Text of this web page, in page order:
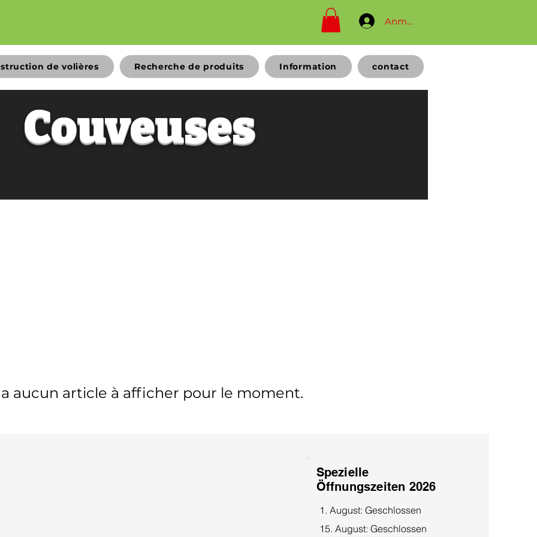
Anmelden
de volières Recherche de produits Information contact
Couveuses
a aucun article à afficher pour le moment.
Spezielle
Öffnungszeiten 2026
1. August: Geschlossen
15. August: Geschlossen